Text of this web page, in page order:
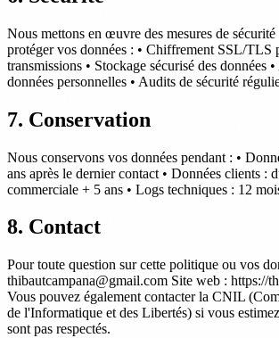
Nous mettons en œuvre des mesures de
protéger vos données : • Chiffrement SSL/TLS
transmissions • Stockage sécurisé des données
données personnelles • Audits de sécurité
7. Conservation
Nous conservons vos données pendant : •
ans après le dernier contact • Données clients :
commerciale + 5 ans • Logs techniques : 12
8. Contact
Pour toute question sur cette politique ou vos
thibautcampana@gmail.com Site web : https://
Vous pouvez également contacter la CNIL
de l'Informatique et des Libertés) si vous
sont pas respectés.